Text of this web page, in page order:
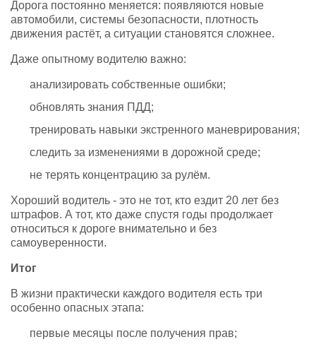
Дорога постоянно меняется: появляются новые
автомобили, системы безопасности, плотность
движения растёт, а ситуации становятся сложнее.
Даже опытному водителю важно:
анализировать собственные ошибки;
обновлять знания ПДД;
тренировать навыки экстренного маневрирования;
следить за изменениями в дорожной среде;
не терять концентрацию за рулём.
Хороший водитель - это не тот, кто ездит 20 лет без
штрафов. А тот, кто даже спустя годы продолжает
относиться к дороге внимательно и без
самоуверенности.
Итог
В жизни практически каждого водителя есть три
особенно опасных этапа:
первые месяцы после получения прав;